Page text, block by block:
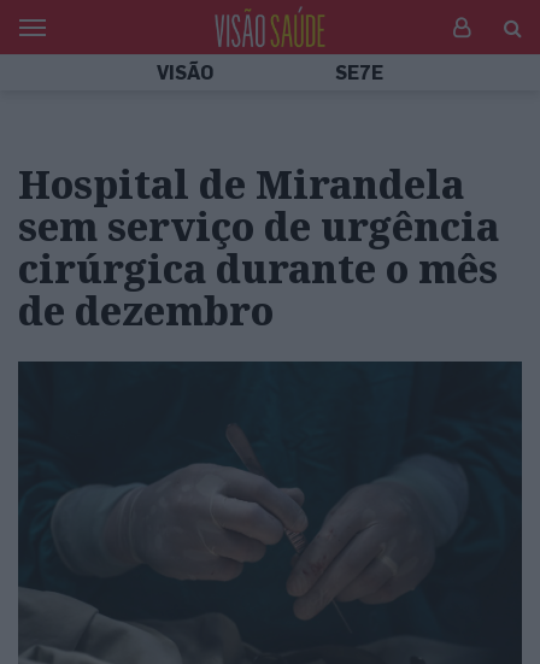
VISÃO SE7E
Hospital de Mirandela
sem serviço de urgência
cirúrgica durante o mês
de dezembro